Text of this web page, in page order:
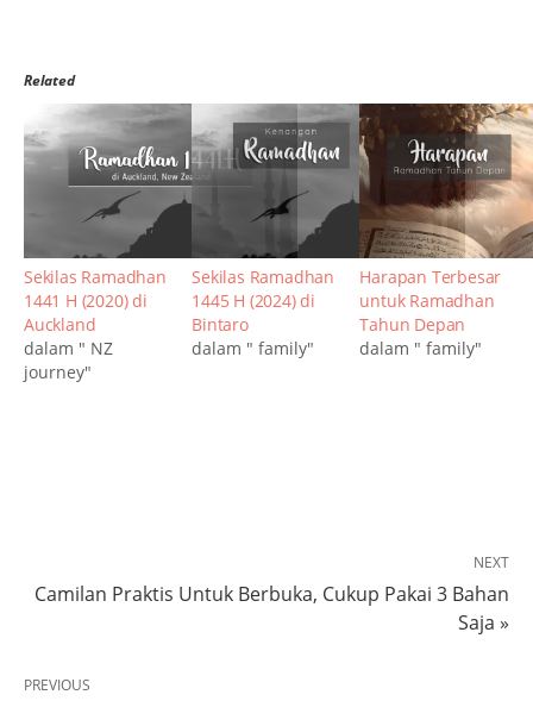
Related
Sekilas Ramadhan
1441 H (2020) di
Auckland
dalam " NZ
journey"
Sekilas Ramadhan
1445 H (2024) di
Bintaro
dalam " family"
Harapan Terbesar
untuk Ramadhan
Tahun Depan
dalam " family"
NEXT
Camilan Praktis Untuk Berbuka, Cukup Pakai 3 Bahan
Saja »
PREVIOUS